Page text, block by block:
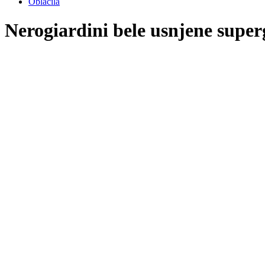
Nerogiardini bele usnjene